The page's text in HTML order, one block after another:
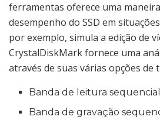
ferramentas oferece uma
desempenho do SSD em
por exemplo, simula a edição de
CrystalDiskMark fornece uma
através de suas várias opções de
Banda de leitura sequencial
Banda de gravação